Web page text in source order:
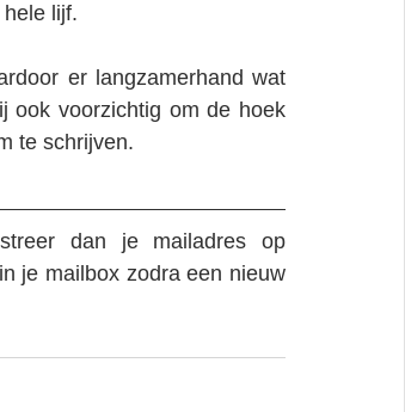
lijf.
er langzamerhand wat
ook voorzichtig om de hoek
te schrijven.
je mailbox zodra een nieuw